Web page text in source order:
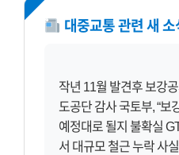
NEW 대중교통 관련 새 소
작년 11월 발견후 보강
도공단 감사 국토부, “보
예정대로 될지 불확실
서 대규모 철근 누락 사